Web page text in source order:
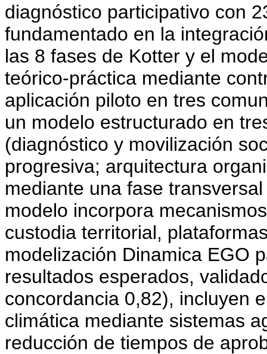
diagnóstico participativo con
fundamentado en la
las 8 fases de Kotter y el
teórico-práctica mediante
aplicación piloto en tres
un modelo estructurado en
(diagnóstico y movilización
progresiva; arquitectura
mediante una fase
modelo incorpora
custodia territorial,
modelización Dinamica EGO
resultados esperados,
concordancia 0,82), incluyen
climática mediante sistemas
reducción de tiempos de